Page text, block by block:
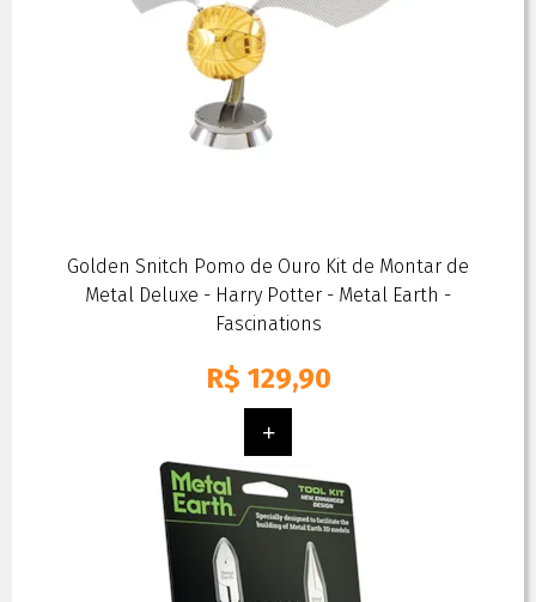
Golden Snitch Pomo de Ouro Kit de Montar de
Metal Deluxe - Harry Potter - Metal Earth -
Fascinations
R$ 129,90